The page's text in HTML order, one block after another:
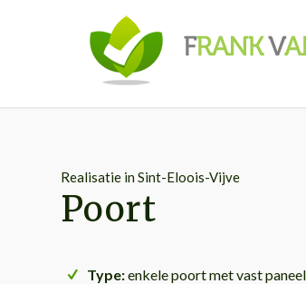
Realisatie in Sint-Eloois-Vijve
Poort
Type:enkele poort met vast paneel